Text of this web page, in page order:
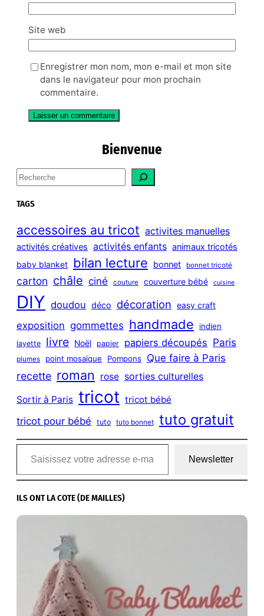
Site web
Enregistrer mon nom, mon e-mail et mon site
dans le navigateur pour mon prochain
commentaire.
Bienvenue
S
e
a
c
h
TAGS
accessoires au tricot activites manuelles
activités créatives activités enfants animaux tricotés
baby blanket bilan lecture bonnet bonnet tricoté
carton châle ciné couture couverture bébé cuisine
DIY doudou déco décoration easy craft
exposition gommettes handmade indien
layette livre Noël papier papiers découpés Paris
plumes point mosaïque Pompons Que faire à Paris
recette roman rose sorties culturelles
Sortir à Paris tricot tricot bébé
tricot pour bébé tuto tuto bonnet tuto gratuit
Saisissez votre adresse e-mail…
Newsletter
ILS ONT LA COTE (DE MAILLES)